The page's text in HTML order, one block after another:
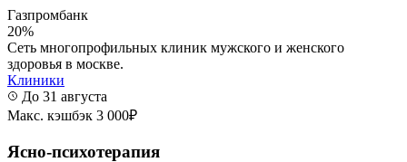
Газпромбанк
20%
Сеть многопрофильных клиник мужского и женского
здоровья в москве.
Клиники
До 31 августа
Макс. кэшбэк 3 000₽
Ясно-психотерапия